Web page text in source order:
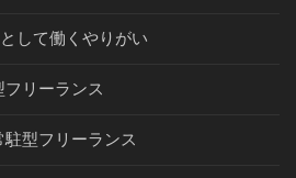
して働くやりがい
リーランス
型フリーランス